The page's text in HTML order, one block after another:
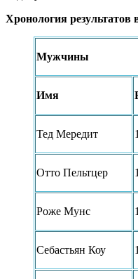
Хронология результатов
Мужчины
Имя
Тед Мередит
Отто Пельтцер
Роже Мунс
Себастьян Коу